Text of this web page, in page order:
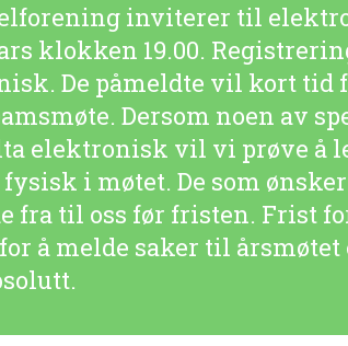
inviterer til
klokken 19.00.
De påmeldte vil kort tid
Dersom noen av
elektronisk vil vi prøve å
i møtet. De som
fra til oss før fristen. Frist
å melde saker til